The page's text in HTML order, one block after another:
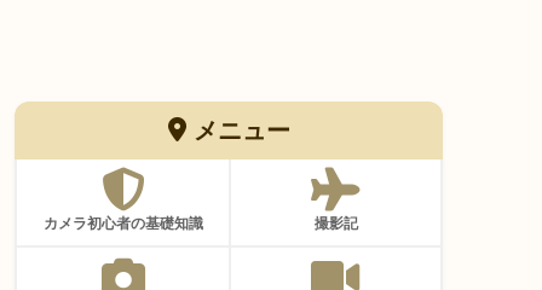
メニュー
カメラ初心者の基礎知識 撮影記